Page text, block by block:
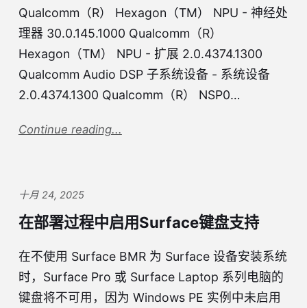
Qualcomm（R） Hexagon（TM） NPU - 神经处
理器 30.0.145.1000 Qualcomm（R）
Hexagon（TM） NPU - 扩展 2.0.4374.1300
Qualcomm Audio DSP 子系统设备 - 系统设备
2.0.4374.1300 Qualcomm（R） NSP0…
Continue reading...
十月 24, 2025
在部署过程中启用Surface键盘支持
在不使用 Surface BMR 为 Surface 设备安装系统
时，Surface Pro 或 Surface Laptop 系列电脑的
键盘将不可用，因为 Windows PE 实例中未启用